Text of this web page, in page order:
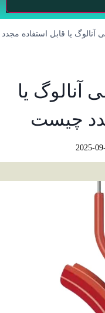
یا قابل استفاده مجدد
آنالوگ یا
چیست
2025-